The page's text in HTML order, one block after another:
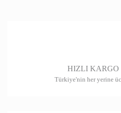
Ürün fiyatı diğer sitelerden daha pahalı.
HIZLI KARGO
Türkiye'nin her yerine